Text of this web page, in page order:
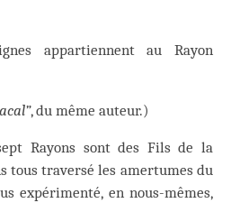
appartiennent au Rayon
, du même auteur.)
Rayons sont des Fils de la
tous traversé les amertumes du
expérimenté, en nous-mêmes,